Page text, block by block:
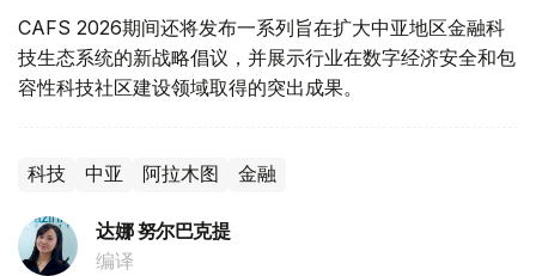
CAFS 2026期间还将发布一系列旨在扩大中亚地区金融科
技生态系统的新战略倡议，并展示行业在数字经济安全和包
容性科技社区建设领域取得的突出成果。
科技 中亚 阿拉木图 金融
达娜 努尔巴克提
编译